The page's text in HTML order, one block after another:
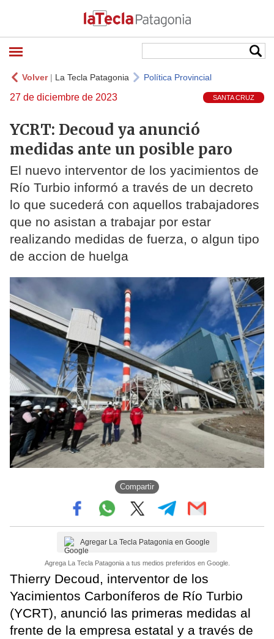
Volver| La Tecla Patagonia Política Provincial
27 de diciembre de 2023 SANTA CRUZ
YCRT: Decoud ya anunció
medidas ante un posible paro
El nuevo interventor de los yacimientos de
Río Turbio informó a través de un decreto
lo que sucederá con aquellos trabajadores
que no asistan a trabajar por estar
realizando medidas de fuerza, o algun tipo
de accion de huelga
Compartir
Agregar La Tecla Patagonia en Google
Agrega La Tecla Patagonia a tus medios preferidos en Google.
Thierry Decoud, interventor de los
Yacimientos Carboníferos de Río Turbio
(YCRT), anunció las primeras medidas al
frente de la empresa estatal y a través de